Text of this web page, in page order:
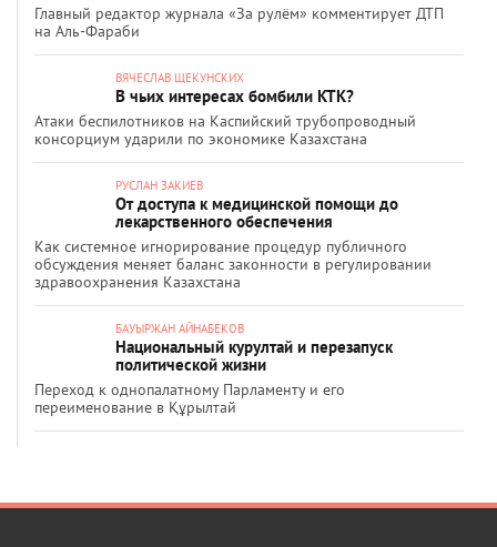
Главный редактор журнала «За рулём» комментирует ДТП
на Аль-Фараби
ВЯЧЕСЛАВ ЩЕКУНСКИХ
В чьих интересах бомбили КТК?
Атаки беспилотников на Каспийский трубопроводный
консорциум ударили по экономике Казахстана
РУСЛАН ЗАКИЕВ
От доступа к медицинской помощи до
лекарственного обеспечения
Как системное игнорирование процедур публичного
обсуждения меняет баланс законности в регулировании
здравоохранения Казахстана
БАУЫРЖАН АЙНАБЕКОВ
Национальный курултай и перезапуск
политической жизни
Переход к однопалатному Парламенту и его
переименование в Құрылтай